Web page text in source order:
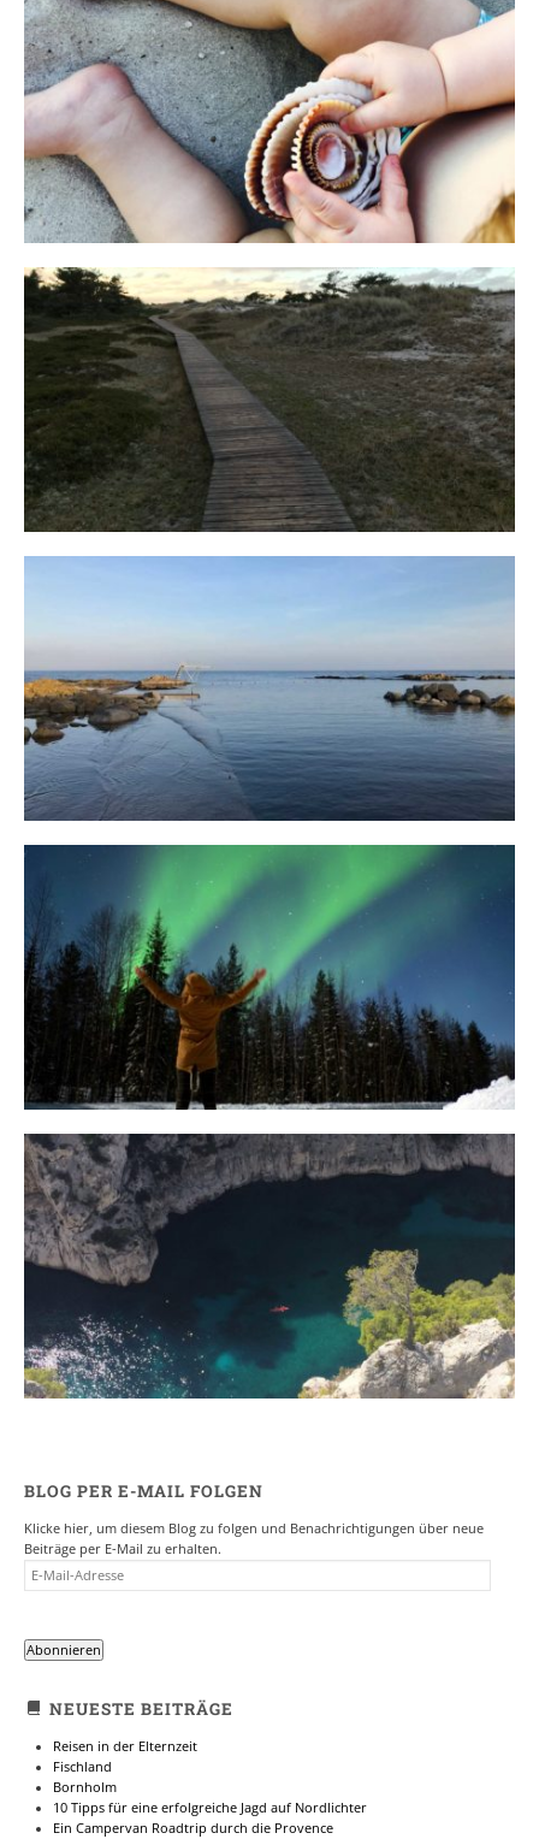
Reisen in der Elternzeit
16. SEPTEMBER 2019
Fischland
12. FEBRUAR 2019
Bornholm
29. OKTOBER 2018
10 Tipps für eine erfolgreiche Jagd
auf Nordlichter
31. JANUAR 2018
Ein Campervan Roadtrip durch die
BLOG PER E-MAIL FOLGEN
Klicke hier, um diesem Blog zu folgen und Benachrichtigungen über neue
Beiträge per E-Mail zu erhalten.
E-
MAIL-
Abonnieren
NEUESTE BEITRÄGE
Reisen in der Elternzeit
Fischland
Bornholm
10 Tipps für eine erfolgreiche Jagd auf Nordlichter
Ein Campervan Roadtrip durch die Provence